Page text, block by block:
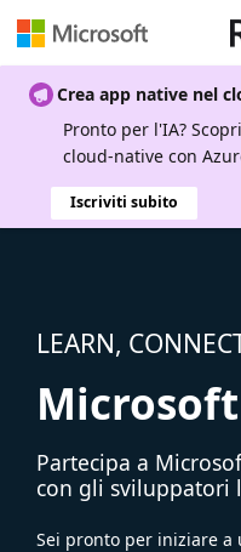
Crea app native nel
Pronto per l'IA?
cloud-native con
Iscriviti subito
LEARN,
Partecipa a
con gli sviluppatori
Sei pronto per iniziare